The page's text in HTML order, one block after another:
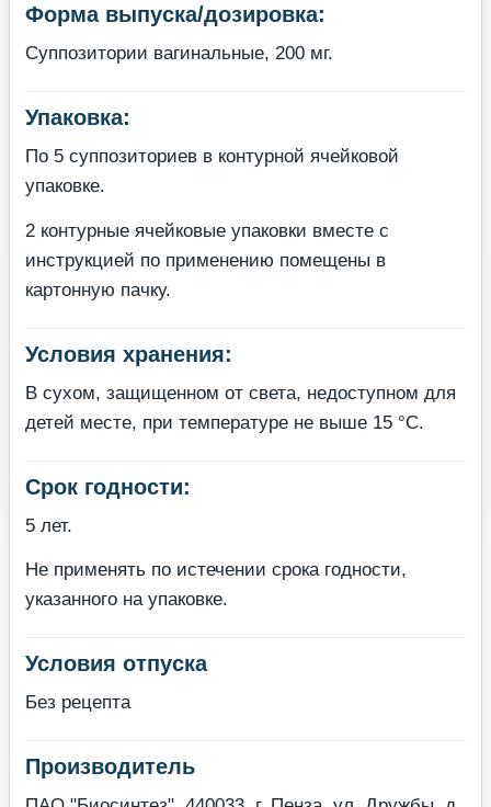
Форма выпуска/дозировка:
Суппозитории вагинальные, 200 мг.
Упаковка:
По 5 суппозиториев в контурной ячейковой
упаковке.
2 контурные ячейковые упаковки вместе с
инструкцией по применению помещены в
картонную пачку.
Условия хранения:
В сухом, защищенном от света, недоступном для
детей месте, при температуре не выше 15 °С.
Срок годности:
5 лет.
Не применять по истечении срока годности,
указанного на упаковке.
Условия отпуска
Без рецепта
Производитель